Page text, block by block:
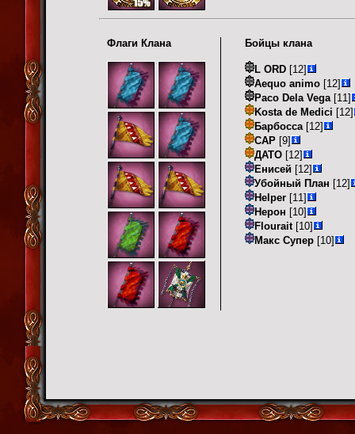
Флаги Клана Бойцы клана
L ORD [12]
Aequo animo [12]
Paco Dela Vega [11]
Kosta de Medici [12]
Барбосса [12]
САР [9]
ДАТО [12]
Енисей [12]
Убойный План [12]
Helper [11]
Нерон [10]
Flourait [10]
Макс Супер [10]